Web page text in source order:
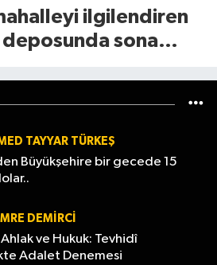
ilgilendiren
sona
TAYYAR TÜRKEŞ
Büyükşehire bir gecede 15
DEMIRCI
ve Hukuk: Tevhidî
Adalet Denemesi